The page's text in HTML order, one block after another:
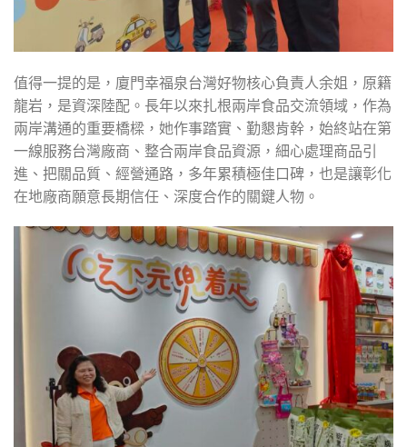
值得一提的是，廈門幸福泉台灣好物核心負責人余姐，原籍
龍岩，是資深陸配。長年以來扎根兩岸食品交流領域，作為
兩岸溝通的重要橋樑，她作事踏實、勤懇肯幹，始終站在第
一線服務台灣廠商、整合兩岸食品資源，細心處理商品引
進、把關品質、經營通路，多年累積極佳口碑，也是讓彰化
在地廠商願意長期信任、深度合作的關鍵人物。